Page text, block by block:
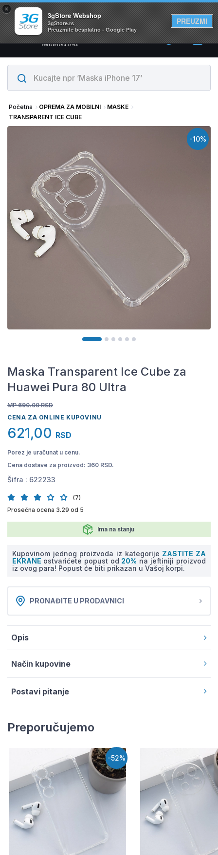
×
3gStore Webshop
3gStore.rs
Preuzmite besplatno - Google Play
PREUZMI
Svi proizvodi su na lageru. Slanje istog dana!
0
Početna OPREMA ZA MOBILNI
MASKE
TRANSPARENT ICE CUBE
-10%
Maska Transparent Ice Cube za
Huawei Pura 80 Ultra
MP 690.00 RSD
CENA ZA ONLINE KUPOVINU
621,00 RSD
Porez je uračunat u cenu.
Cena dostave za proizvod: 360 RSD.
Šifra : 622233
(7)
Prosečna ocena 3.29 od 5
Ima na stanju
Kupovinom jednog proizvoda iz kategorije ZASTITE ZA
EKRANE ostvarićete popust od 20% na jeftiniji proizvod
iz ovog para! Popust će biti prikazan u Vašoj korpi.
PRONAĐITE U PRODAVNICI
Opis
Način kupovine
Postavi pitanje
Preporučujemo
-52%